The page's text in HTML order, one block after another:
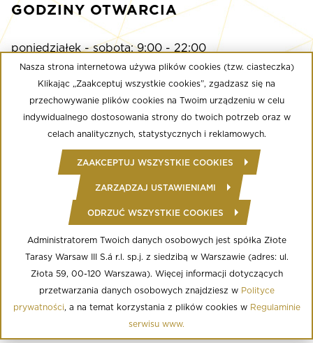
GODZINY OTWARCIA
poniedziałek - sobota: 9:00 - 22:00
niedziela: 9:00 - 21:00
Multikino
poniedziałek - niedziela: 9:00 - do ostatniego seansu
Well Fitness
poniedziałek - niedziela: 24/7
© Copyright 2020 Złote Tarasy
Regulamin Centrum Handlowego
Polityka prywatności
Informacja o przetwarzaniu danych osobowych
Regulamin aplikacji mobilnej
Ustawienia Cookies
Nasza strona internetowa używa plików cookies (tzw. ciasteczka)
Klikając „Zaakceptuj wszystkie cookies”, zgadzasz się na
przechowywanie plików cookies na Twoim urządzeniu w celu
indywidualnego dostosowania strony do twoich potrzeb oraz w
celach analitycznych, statystycznych i reklamowych.
ZAAKCEPTUJ WSZYSTKIE COOKIES
ZARZĄDZAJ USTAWIENIAMI
ODRZUĆ WSZYSTKIE COOKIES
Administratorem Twoich danych osobowych jest spółka Złote
Tarasy Warsaw III S.á r.l. sp.j. z siedzibą w Warszawie (adres: ul.
Złota 59, 00-120 Warszawa). Więcej informacji dotyczących
przetwarzania danych osobowych znajdziesz w Polityce
prywatności, a na temat korzystania z plików cookies w Regulaminie
serwisu www.